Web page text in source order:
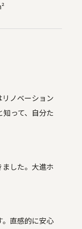
ノベーション
って、自分た
した。大進ホ
。直感的に安心